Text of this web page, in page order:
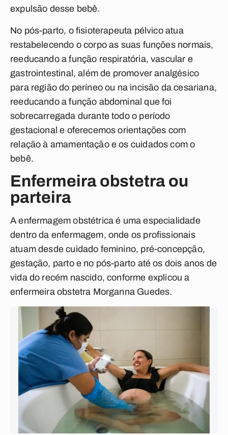
expulsão desse bebê.
No pós-parto, o fisioterapeuta pélvico atua
restabelecendo o corpo as suas funções normais,
reeducando a função respiratória, vascular e
gastrointestinal, além de promover analgésico
para região do períneo ou na incisão da cesariana,
reeducando a função abdominal que foi
sobrecarregada durante todo o período
gestacional e oferecemos orientações com
relação à amamentação e os cuidados com o
bebê.
Enfermeira obstetra ou
parteira
A enfermagem obstétrica é uma especialidade
dentro da enfermagem, onde os profissionais
atuam desde cuidado feminino, pré-concepção,
gestação, parto e no pós-parto até os dois anos de
vida do recém nascido, conforme explicou a
enfermeira obstetra Morganna Guedes.